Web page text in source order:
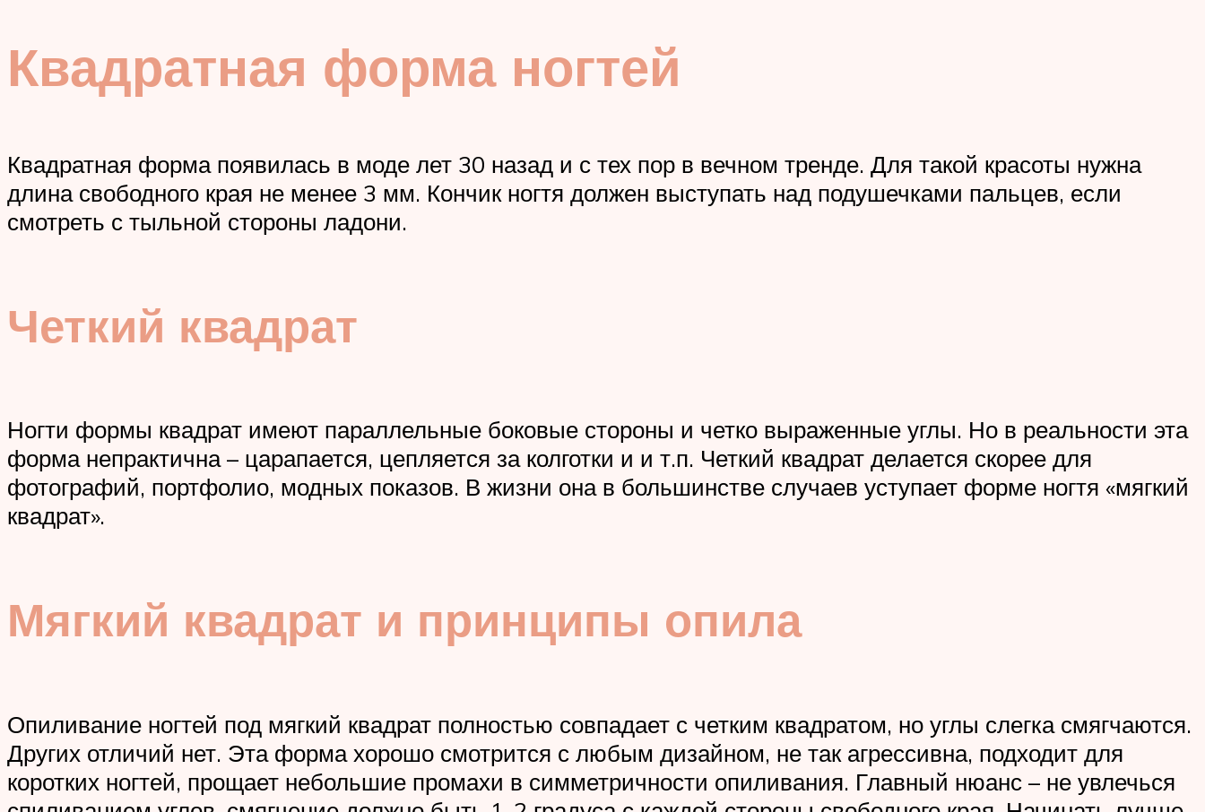
Квадратная форма ногтей
Квадратная форма появилась в моде лет 30 назад и с тех пор в вечном тренде. Для такой красоты нужна
длина свободного края не менее 3 мм. Кончик ногтя должен выступать над подушечками пальцев, если
смотреть с тыльной стороны ладони.
Четкий квадрат
Ногти формы квадрат имеют параллельные боковые стороны и четко выраженные углы. Но в реальности эта
форма непрактична – царапается, цепляется за колготки и и т.п. Четкий квадрат делается скорее для
фотографий, портфолио, модных показов. В жизни она в большинстве случаев уступает форме ногтя «мягкий
квадрат».
Мягкий квадрат и принципы опила
Опиливание ногтей под мягкий квадрат полностью совпадает с четким квадратом, но углы слегка смягчаются.
Других отличий нет. Эта форма хорошо смотрится с любым дизайном, не так агрессивна, подходит для
коротких ногтей, прощает небольшие промахи в симметричности опиливания. Главный нюанс – не увлечься